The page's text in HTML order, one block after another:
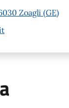
Zoagli (GE)